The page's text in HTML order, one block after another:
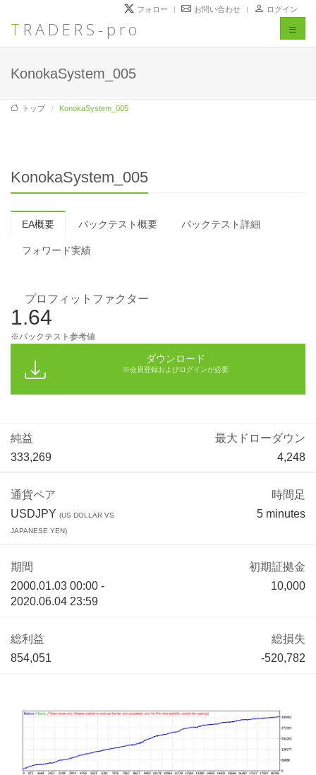
TRADERS-pro
フォロー お問い合わせ ログイン
Toggle
KonokaSystem_005
トップ KonokaSystem_005
KonokaSystem_005
EA概要 バックテスト概要 バックテスト詳細
フォワード実績
プロフィットファクター
1.64
※バックテスト参考値
ダウンロード
※会員登録およびログインが必要
純益
333,269
最大ドローダウン
4,248
通貨ペア
USDJPY (US DOLLAR VS
JAPANESE YEN)
時間足
5 minutes
期間
2000.01.03 00:00 -
2020.06.04 23:59
初期証拠金
10,000
総利益
854,051
総損失
-520,782